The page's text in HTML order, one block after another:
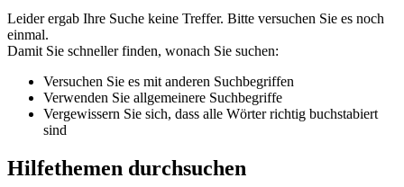
Leider ergab Ihre Suche keine Treffer. Bitte versuchen Sie es noch
einmal.
Damit Sie schneller finden, wonach Sie suchen:
Versuchen Sie es mit anderen Suchbegriffen
Verwenden Sie allgemeinere Suchbegriffe
Vergewissern Sie sich, dass alle Wörter richtig buchstabiert
sind
Hilfethemen durchsuchen